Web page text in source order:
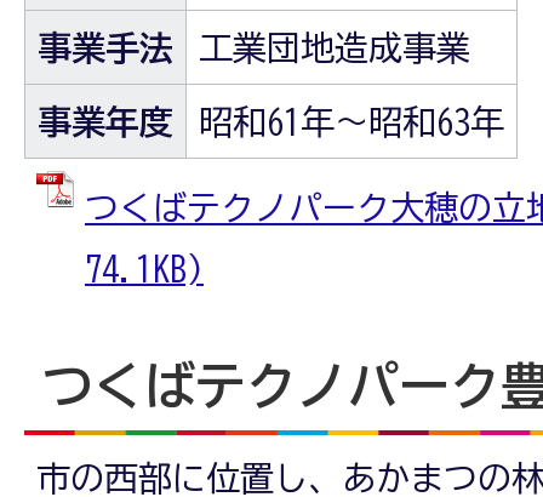
事業手法 工業団地造成事業
事業年度 昭和61年～昭和63年
つくばテクノパーク大穂の立
74.1KB)
つくばテクノパーク
市の西部に位置し、あかまつの